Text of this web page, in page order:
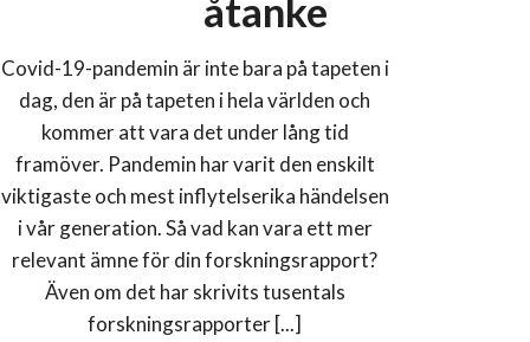
åtanke
Covid-19-pandemin är inte bara på tapeten i
dag, den är på tapeten i hela världen och
kommer att vara det under lång tid
framöver. Pandemin har varit den enskilt
viktigaste och mest inflytelserika händelsen
i vår generation. Så vad kan vara ett mer
relevant ämne för din forskningsrapport?
Även om det har skrivits tusentals
forskningsrapporter [...]